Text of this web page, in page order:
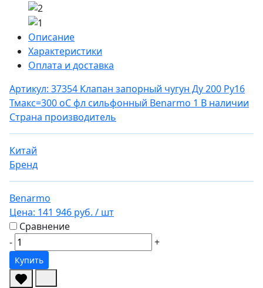
Описание
Характеристики
Оплата и доставка
Артикул: 37354 Клапан запорный чугун Ду 200 Ру16
Тмакс=300 оС фл сильфонный Benarmo 1 В наличии
Страна производитель
Китай
Бренд
Benarmo
Цена: 141 946 руб. / шт
Сравнение
-
+
Купить